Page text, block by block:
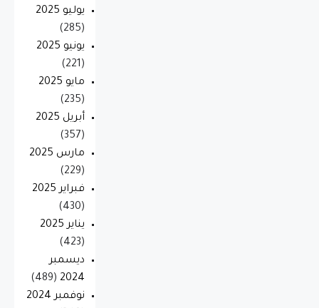
يوليو 2025
(285)
يونيو 2025
(221)
مايو 2025
(235)
أبريل 2025
(357)
مارس 2025
(229)
فبراير 2025
(430)
يناير 2025
(423)
ديسمبر
2024
(489)
نوفمبر 2024